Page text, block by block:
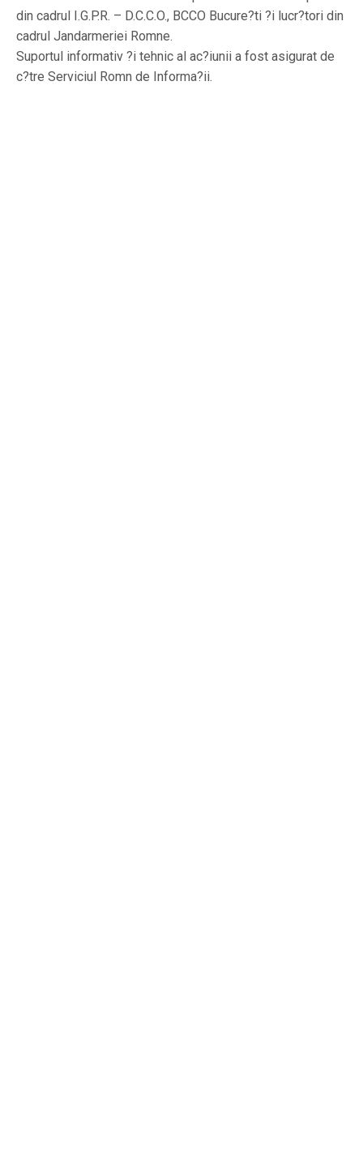
din cadrul I.G.P.R. – D.C.C.O., BCCO Bucure?ti ?i lucr?tori din
cadrul Jandarmeriei Romne.
Suportul informativ ?i tehnic al ac?iunii a fost asigurat de
c?tre Serviciul Romn de Informa?ii.